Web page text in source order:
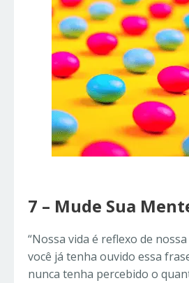
7 – Mude Sua
“Nossa vida é reflexo de
você já tenha ouvido essa
nunca tenha percebido o